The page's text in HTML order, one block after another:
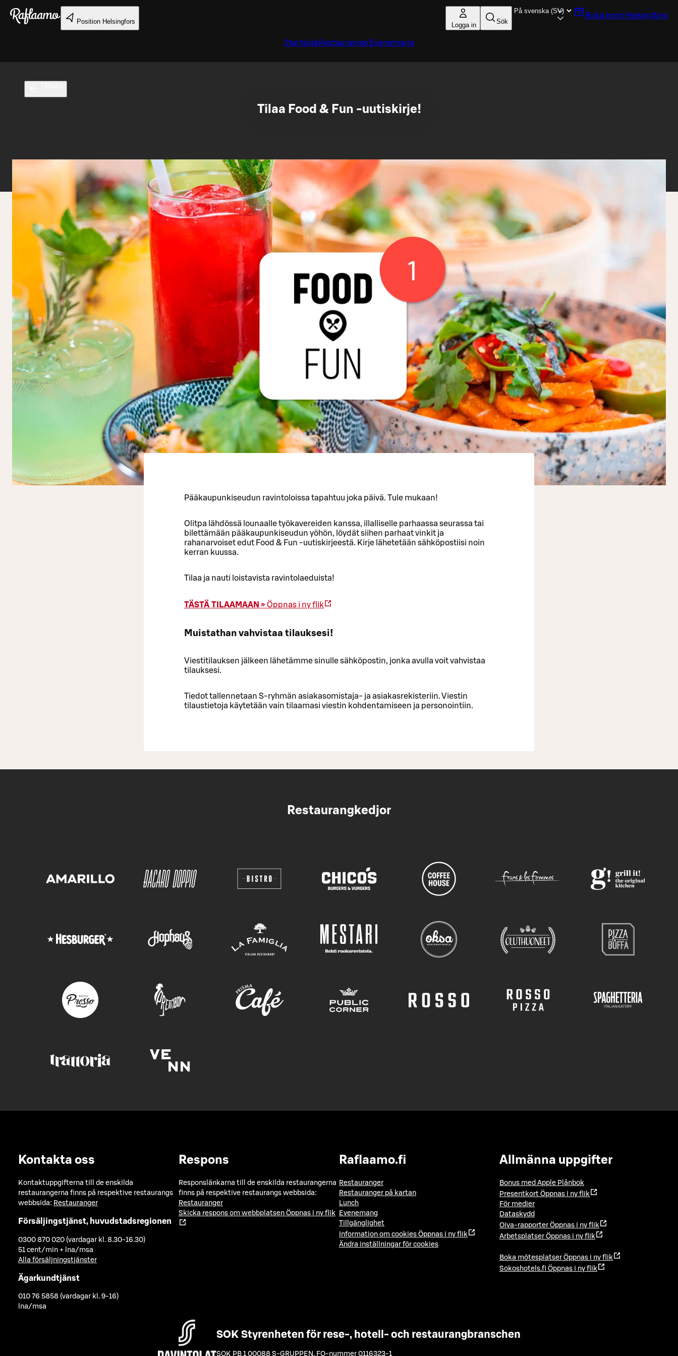
Gå till huvudinnehållet
Position Helsingfors Logga in Sök
Boka bord Helsingfors
Startsida RestaurangerEvenemang
Tilaa Food & Fun -uutiskirje!
Pääkaupunkiseudun ravintoloissa tapahtuu joka päivä. Tule mukaan!
Olitpa lähdössä lounaalle työkavereiden kanssa, illalliselle parhaassa seurassa tai
bilettämään pääkaupunkiseudun yöhön, löydät siihen parhaat vinkit ja
rahanarvoiset edut Food & Fun -uutiskirjeestä. Kirje lähetetään sähköpostiisi noin
kerran kuussa.
Tilaa ja nauti loistavista ravintolaeduista!
TÄSTÄ TILAAMAAN » Öppnas i ny flik
Muistathan vahvistaa tilauksesi!
Viestitilauksen jälkeen lähetämme sinulle sähköpostin, jonka avulla voit vahvistaa
tilauksesi.
Tiedot tallennetaan S-ryhmän asiakasomistaja- ja asiakasrekisteriin. Viestin
tilaustietoja käytetään vain tilaamasi viestin kohdentamiseen ja personointiin.
Restaurangkedjor
Kontakta oss
Kontaktuppgifterna till de enskilda
restaurangerna finns på respektive restaurangs
webbsida: Restauranger
Försäljingstjänst, huvudstadsregionen
0300 870 020 (vardagar kl. 8.30-16.30)
51 cent/min + lna/msa
Alla försäljningstjänster
Ägarkundtjänst
010 76 5858 (vardagar kl. 9-16)
lna/msa
Respons
Responslänkarna till de enskilda restaurangerna
finns på respektive restaurangs webbsida:
Restauranger
Skicka respons om webbplatsen Öppnas i ny flik
Raflaamo.fi
Restauranger
Restauranger på kartan
Lunch
Evenemang
Tillgänglighet
Information om cookies Öppnas i ny flik
Ändra inställningar för cookies
Allmänna uppgifter
Bonus med Apple Plånbok
Presentkort Öppnas i ny flik
För medier
Dataskydd
Oiva-rapporter Öppnas i ny flik
Arbetsplatser Öppnas i ny flik
Boka mötesplatser Öppnas i ny flik
Sokoshotels.fi Öppnas i ny flik
SOK Styrenheten för rese-, hotell- och restaurangbranschen
SOK PB 1 00088 S-GRUPPEN , FO-nummer 0116323-1